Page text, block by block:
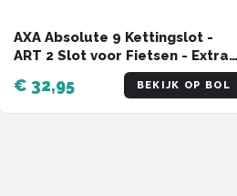
AXA Absolute 9 Kettingslot -
ART 2 Slot voor Fietsen - Extra
Dikke Schakels - 110 cm - 9 mm
- Zwart - Ook voor Fatbike!
€ 32,95 BEKIJK OP BOL